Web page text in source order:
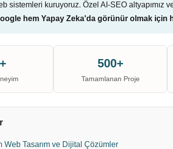
sistemleri kuruyoruz. Özel AI-SEO altyapımız
hem Yapay Zeka'da görünür olmak için
500+
Tamamlanan Proje
Web Tasarım ve Dijital Çözümler